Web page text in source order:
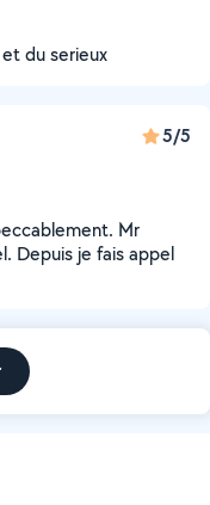
du serieux
5/5
Mr
Depuis je fais appel